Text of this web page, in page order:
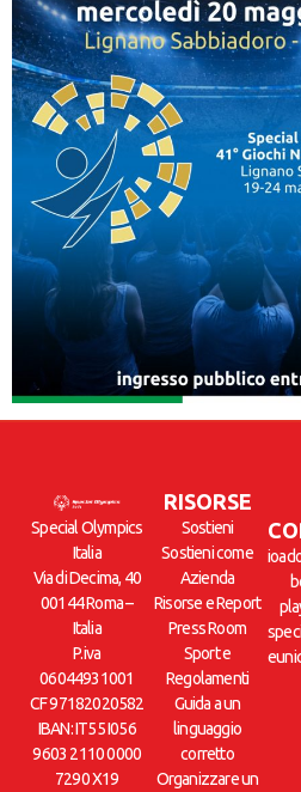
Special Olympics
Italia
Via di Decima, 40
00144 Roma –
Italia
P.iva
06044931001
CF 97182020582
IBAN: IT55 I056
9603 2110 0000
7290 X19
RISORSE
Sostieni
Sostieni come
Azienda
Risorse e Report
Press Room
Sport e
Regolamenti
Guida a un
linguaggio
corretto
Organizzare un